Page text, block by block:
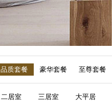
品质套餐 豪华套餐 至尊套餐
二居室 三居室 大平居